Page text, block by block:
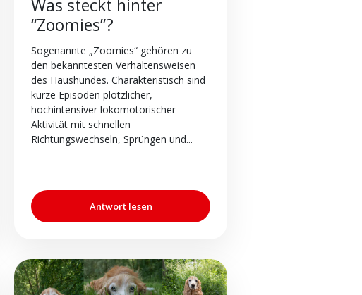
Was steckt hinter
“Zoomies”?
Sogenannte „Zoomies“ gehören zu
den bekanntesten Verhaltensweisen
des Haushundes. Charakteristisch sind
kurze Episoden plötzlicher,
hochintensiver lokomotorischer
Aktivität mit schnellen
Richtungswechseln, Sprüngen und...
Antwort lesen